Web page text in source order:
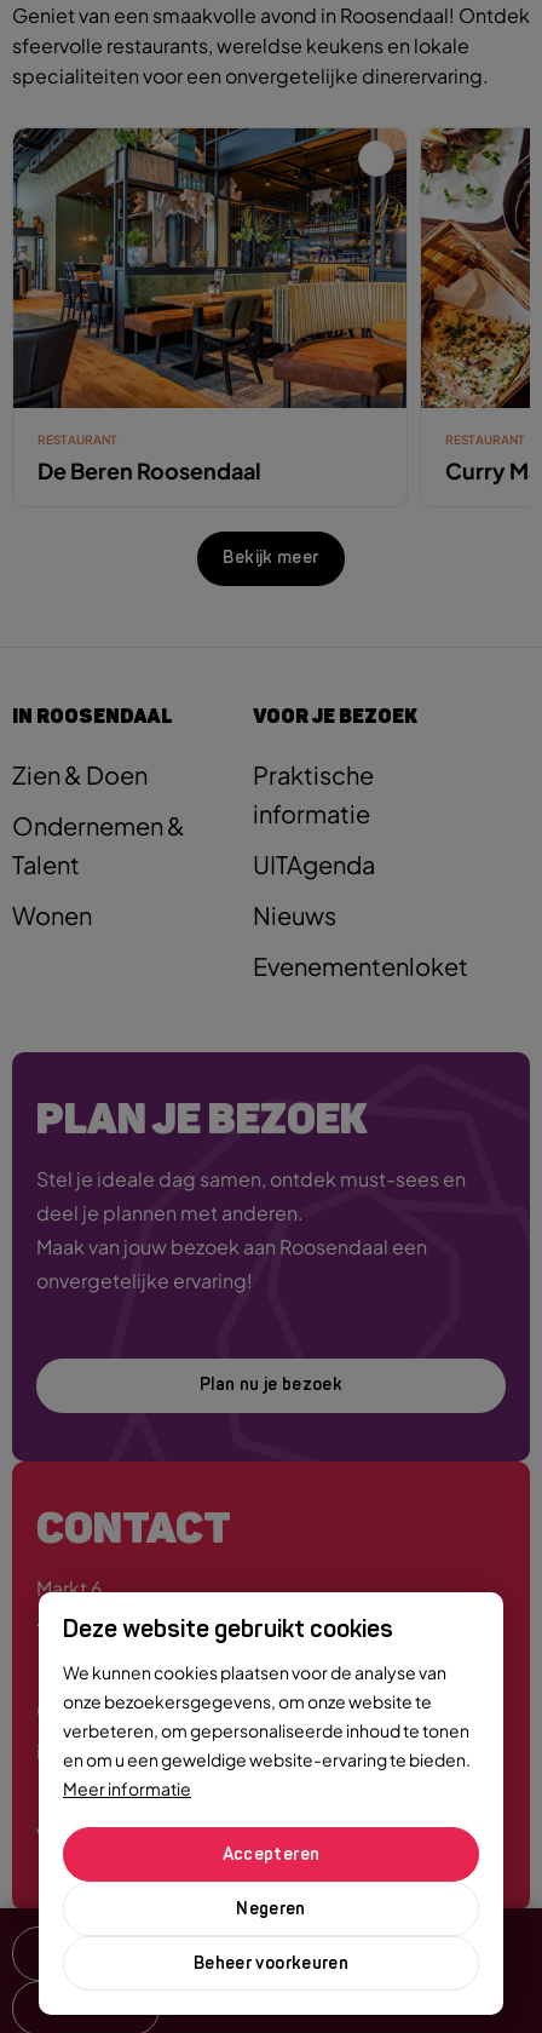
Deze website gebruikt cookies
We kunnen cookies plaatsen voor de analyse van
onze bezoekersgegevens, om onze website te
verbeteren, om gepersonaliseerde inhoud te tonen
en om u een geweldige website-ervaring te bieden.
Meer informatie
Beheer voorkeuren
Negeren
Accepteren
Geniet van een smaakvolle avond in Roosendaal! Ontdek
sfeervolle restaurants, wereldse keukens en lokale
specialiteiten voor een onvergetelijke dinerervaring.
RESTAURANT
De Beren Roosendaal
RESTAURANT
Curry
Bekijk meer
IN ROOSENDAAL
Zien & Doen
Ondernemen &
Talent
Wonen
VOOR JE BEZOEK
Praktische
informatie
UITAgenda
Nieuws
Evenementenloket
PLAN JE BEZOEK
Stel je ideale dag samen, ontdek must-sees en
deel je plannen met anderen.
Maak van jouw bezoek aan Roosendaal een
onvergetelijke ervaring!
Plan nu je bezoek
CONTACT
Markt 6
4701 PE Roosendaal
0165 - 55 44 00
info@roosendaalcitymarketing.nl
Volg ons
© Copyright 2026 City Marketing Roosendaal
Alle rechten voorbehouden
Privacyverklaring
Disclaimer